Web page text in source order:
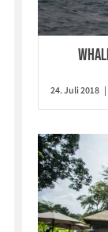
24. Juli 2018